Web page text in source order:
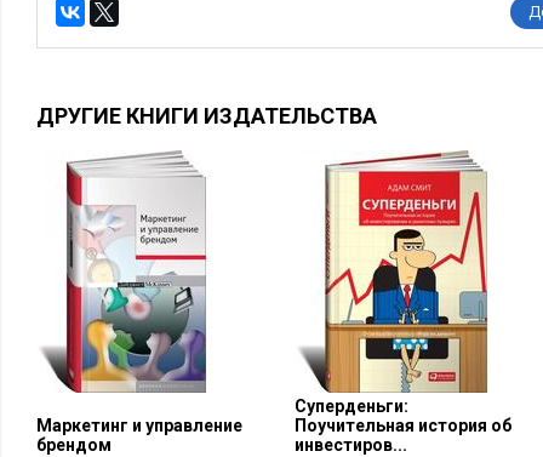
ДРУГИЕ КНИГИ ИЗДАТЕЛЬСТВА
Маркетинг и управление
брендом
Суперденьги:
Поучительная история об
инвестиров...